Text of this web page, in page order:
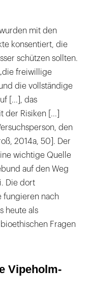
mit den
konsentiert, die
schützen sollten.
freiwillige
die vollständige
[...], das
der Risiken [...]
den
2014a, 50]. Der
wichtige Quelle
auf den Weg
Die dort
fungieren nach
heute als
Fragen
Vipeholm-